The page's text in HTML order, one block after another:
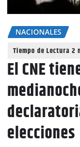
NACIONALES
El CNE
elecciones